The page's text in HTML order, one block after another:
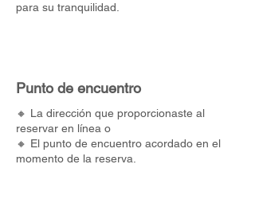
para su tranquilidad.
Punto de encuentro
🔸 La dirección que proporcionaste al
reservar en línea o
🔸 El punto de encuentro acordado en el
momento de la reserva.